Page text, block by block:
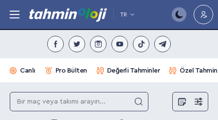
TR
Canlı Pro Bülten Değerli Tahminler Özel